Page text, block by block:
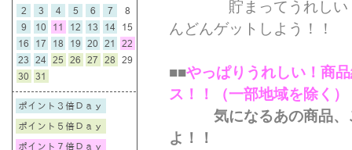
貯まってうれしい！
んどんゲットしよう！！
■■やっぱりうれしい！商
ス！！（一部地域を除く）
気になるあの商品、こ
よ！！